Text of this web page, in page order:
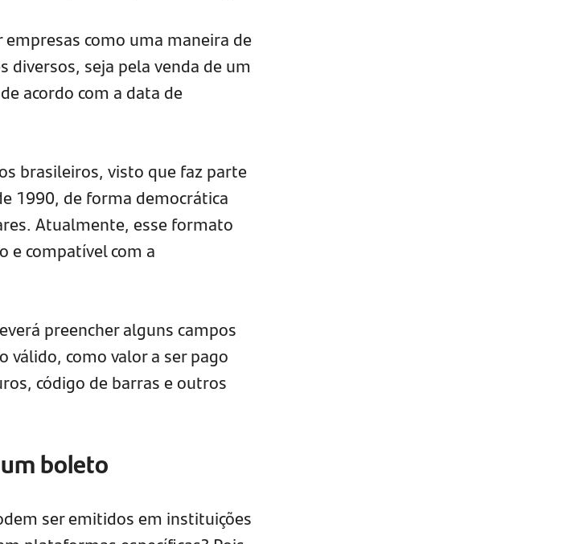
como uma maneira de
diversos, seja pela venda de um
acordo com a data de
brasileiros, visto que faz parte
1990, de forma democrática
Atualmente, esse formato
e compatível com a
preencher alguns campos
válido, como valor a ser pago
código de barras e outros
boleto
ser emitidos em instituições